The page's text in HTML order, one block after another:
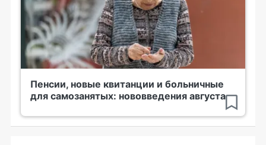
Пенсии, новые квитанции и больничные
для самозанятых: нововведения августа